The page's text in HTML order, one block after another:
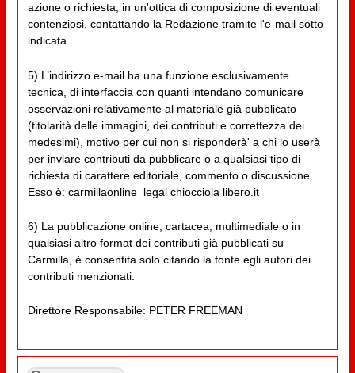
azione o richiesta, in un'ottica di composizione di eventuali
contenziosi, contattando la Redazione tramite l'e-mail sotto
indicata.
5) L’indirizzo e-mail ha una funzione esclusivamente
tecnica, di interfaccia con quanti intendano comunicare
osservazioni relativamente al materiale già pubblicato
(titolarità delle immagini, dei contributi e correttezza dei
medesimi), motivo per cui non si risponderà' a chi lo userà
per inviare contributi da pubblicare o a qualsiasi tipo di
richiesta di carattere editoriale, commento o discussione.
Esso è: carmillaonline_legal chiocciola libero.it
6) La pubblicazione online, cartacea, multimediale o in
qualsiasi altro format dei contributi già pubblicati su
Carmilla, è consentita solo citando la fonte egli autori dei
contributi menzionati.
Direttore Responsabile: PETER FREEMAN